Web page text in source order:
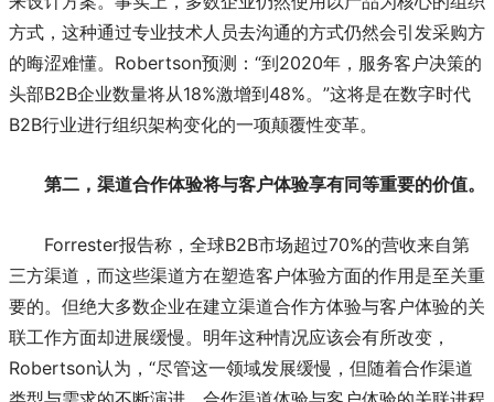
方式，这种通过专业技术人员去沟通的方式仍然会引发采购方
的晦涩难懂。Robertson预测：“到2020年，服务客户决策的
头部B2B企业数量将从18%激增到48%。”这将是在数字时代
B2B行业进行组织架构变化的一项颠覆性变革。
第二，渠道合作体验将与客户体验享有同等重要的价值。
Forrester报告称，全球B2B市场超过70%的营收来自第
三方渠道，而这些渠道方在塑造客户体验方面的作用是至关重
要的。但绝大多数企业在建立渠道合作方体验与客户体验的关
联工作方面却进展缓慢。明年这种情况应该会有所改变，
Robertson认为，“尽管这一领域发展缓慢，但随着合作渠道